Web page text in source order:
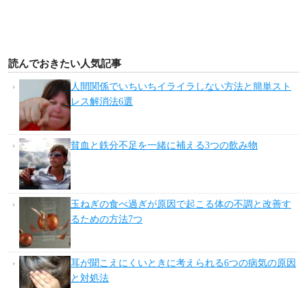
読んでおきたい人気記事
人間関係でいちいちイライラしない方法と簡単スト
レス解消法6選
貧血と鉄分不足を一緒に補える3つの飲み物
玉ねぎの食べ過ぎが原因で起こる体の不調と改善す
るための方法7つ
耳が聞こえにくいときに考えられる6つの病気の原因
と対処法